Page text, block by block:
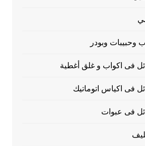
وحبيبات وبودر
فى اكواب و غلق أغطية
فى اكياس اتوماتيك
فى عبوات